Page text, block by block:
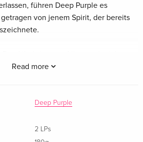
Read more
führen Deep Purple es
von jenem Spirit, der bereits
im Studio aufgenommen, wie bei
seit Jahrzehnten unverwechselbar
das Ende der Menschheit nicht
Deep Purple
2 LPs